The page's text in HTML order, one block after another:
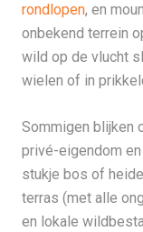
rondlopen, en
onbekend terrein
wild op de vlucht
wielen of in
Sommigen blijken
privé-eigendom
stukje bos of
terras (met alle
en lokale